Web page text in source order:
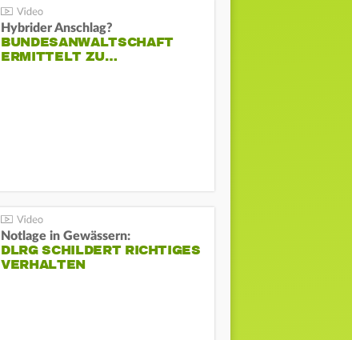
Hybrider Anschlag?
BUNDESANWALTSCHAFT
ERMITTELT ZU…
Notlage in Gewässern:
DLRG SCHILDERT RICHTIGES
VERHALTEN